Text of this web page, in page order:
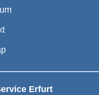
Erfurt